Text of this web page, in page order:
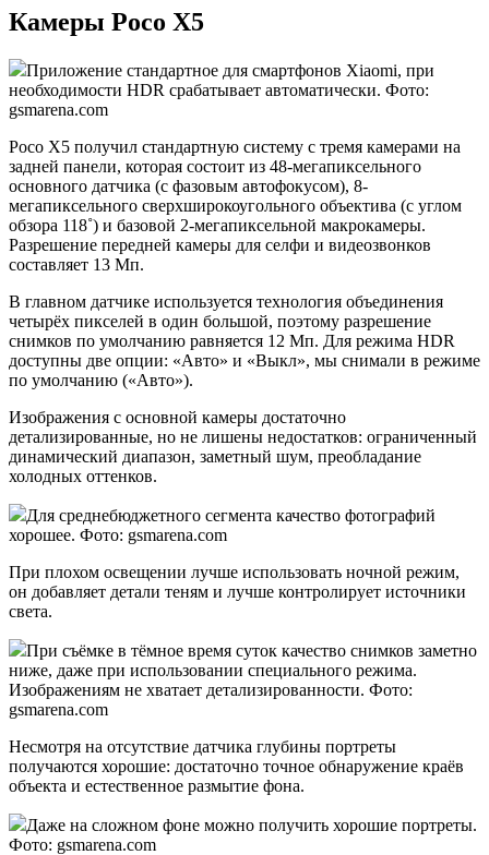
Камеры Poco X5
Приложение стандартное для смартфонов Xiaomi, при
необходимости HDR срабатывает автоматически. Фото:
gsmarena.com
Poco X5 получил стандартную систему с тремя камерами на
задней панели, которая состоит из 48-мегапиксельного
основного датчика (с фазовым автофокусом), 8-
мегапиксельного сверхширокоугольного объектива (с углом
обзора 118˚) и базовой 2-мегапиксельной макрокамеры.
Разрешение передней камеры для селфи и видеозвонков
составляет 13 Мп.
В главном датчике используется технология объединения
четырёх пикселей в один большой, поэтому разрешение
снимков по умолчанию равняется 12 Мп. Для режима HDR
доступны две опции: «Авто» и «Выкл», мы снимали в режиме
по умолчанию («Авто»).
Изображения с основной камеры достаточно
детализированные, но не лишены недостатков: ограниченный
динамический диапазон, заметный шум, преобладание
холодных оттенков.
Для среднебюджетного сегмента качество фотографий
хорошее. Фото: gsmarena.com
При плохом освещении лучше использовать ночной режим,
он добавляет детали теням и лучше контролирует источники
света.
При съёмке в тёмное время суток качество снимков заметно
ниже, даже при использовании специального режима.
Изображениям не хватает детализированности. Фото:
gsmarena.com
Несмотря на отсутствие датчика глубины портреты
получаются хорошие: достаточно точное обнаружение краёв
объекта и естественное размытие фона.
Даже на сложном фоне можно получить хорошие портреты.
Фото: gsmarena.com